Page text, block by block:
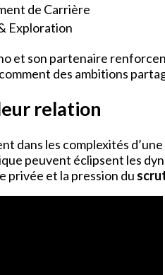
de Carrière
Exploration
et son partenaire
des ambitions
relation
dans les complexités
peuvent éclipsent les
privée et la pression du